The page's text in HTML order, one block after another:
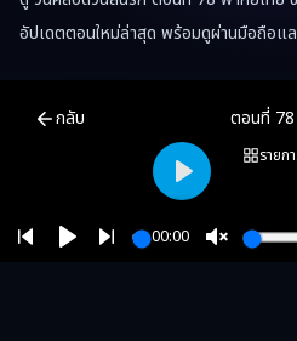
อัปเดตตอนใหม่ล่าสุด พร้อมดูผ่านมือถือแ
กลับ ตอนที่ 78
รายก
00:00
Play
RA15 เป็นเว็บไซต์ดูซีรี่ส์จีนออนไลน์
RA15 Drama
RA15 Drama
รวมซีรี่ส์จีน ละครสั้น หนังแนวตั้ง พ
RA15 Drama